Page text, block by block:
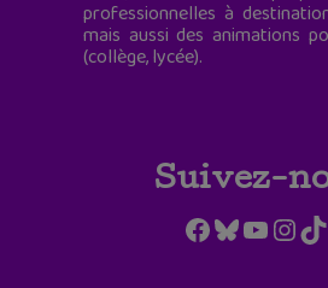
professionnelles à
mais aussi des animations
(collège, lycée).
Suivez-
Facebook
Bluesky